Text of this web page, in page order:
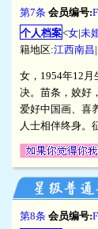
第7条 会员编号:
个人档案<女|未
籍地区:江西南昌
女，1954年12
决。苗条，姣好
爱好中国画、喜
人士相伴终身。
第8条 会员编号: